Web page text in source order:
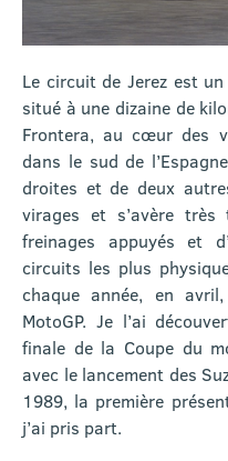
Le circuit de Jerez est
situé à une dizaine de
Frontera, au cœur des
dans le sud de
droites et de deux
virages et s’avère très
freinages appuyés et
circuits les plus
chaque année, en
MotoGP. Je l’ai
finale de la Coupe du
avec le lancement des
1989, la première
j’ai pris part.